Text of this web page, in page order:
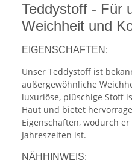
Teddystoff - Für
Weichheit und
EIGENSCHAFTEN:
Unser Teddystoff ist
außergewöhnliche
luxuriöse, plüschige Stoff
Haut und bietet
Eigenschaften, wodurch
Jahreszeiten ist.
NÄHHINWEIS: